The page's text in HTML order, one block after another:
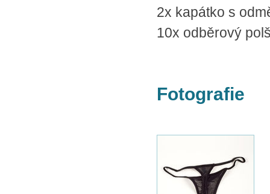
2x kapátko s
10x odběrový
Fotografie